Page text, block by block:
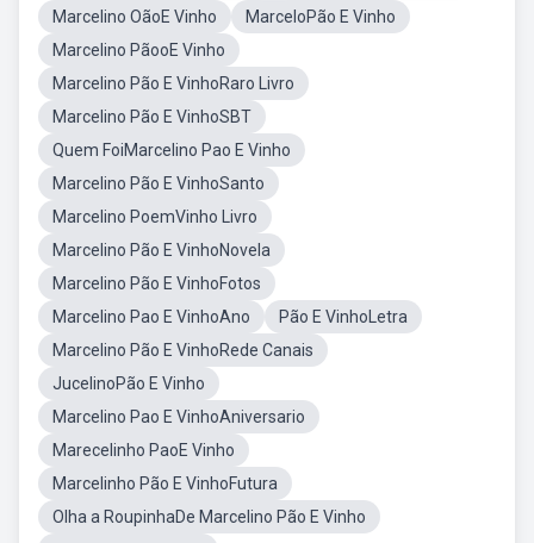
Marcelino OãoE Vinho
MarceloPão E Vinho
Marcelino PãooE Vinho
Marcelino Pão E VinhoRaro Livro
Marcelino Pão E VinhoSBT
Quem FoiMarcelino Pao E Vinho
Marcelino Pão E VinhoSanto
Marcelino PoemVinho Livro
Marcelino Pão E VinhoNovela
Marcelino Pão E VinhoFotos
Marcelino Pao E VinhoAno
Pão E VinhoLetra
Marcelino Pão E VinhoRede Canais
JucelinoPão E Vinho
Marcelino Pao E VinhoAniversario
Marecelinho PaoE Vinho
Marcelinho Pão E VinhoFutura
Olha a RoupinhaDe Marcelino Pão E Vinho